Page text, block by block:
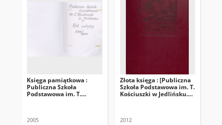
Księga pamiątkowa :
Publiczna Szkoła
Podstawowa im. T.
2005
Złota księga : [Publiczna
Szkoła Podstawowa im. T.
Kościuszki w Jedlińsku.
2012